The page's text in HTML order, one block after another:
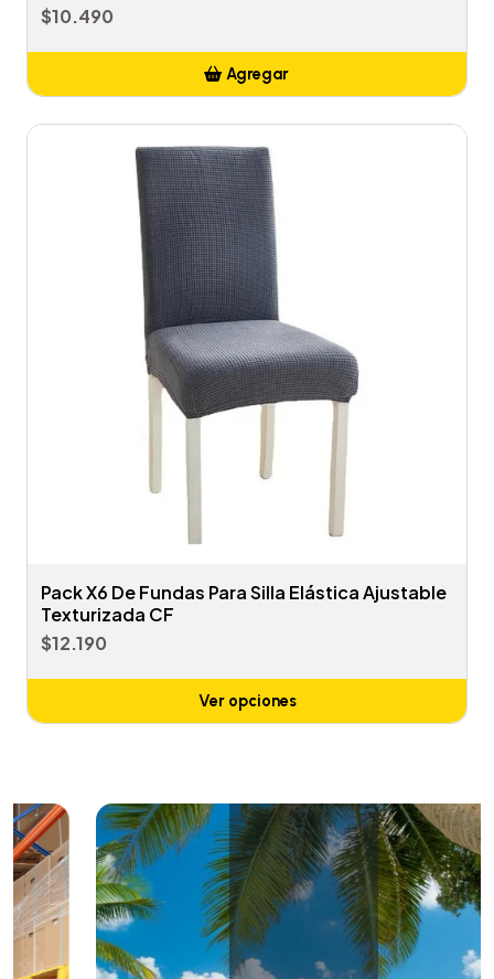
$10.490
Agregar
Pack X6 De Fundas Para Silla Elástica Ajustable
Texturizada CF
$12.190
Ver opciones